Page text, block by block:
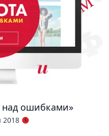
над ошибками»
2018